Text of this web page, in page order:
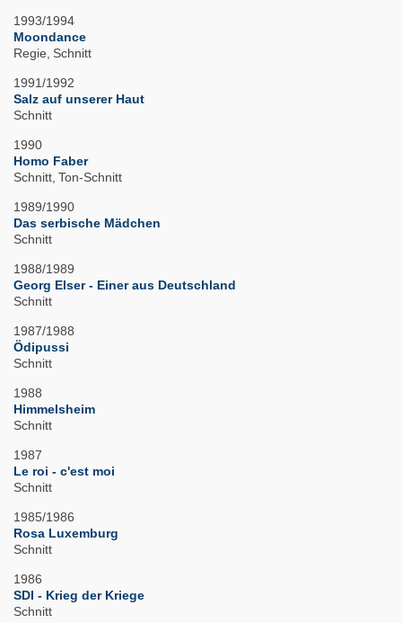
1993/1994
Moondance
Regie Schnitt
1991/1992
Salz auf unserer Haut
Schnitt
1990
Homo Faber
Schnitt Ton-Schnitt
1989/1990
Das serbische Mädchen
Schnitt
1988/1989
Georg Elser - Einer aus Deutschland
Schnitt
1987/1988
Ödipussi
Schnitt
1988
Himmelsheim
Schnitt
1987
Le roi - c'est moi
Schnitt
1985/1986
Rosa Luxemburg
Schnitt
1986
SDI - Krieg der Kriege
Schnitt